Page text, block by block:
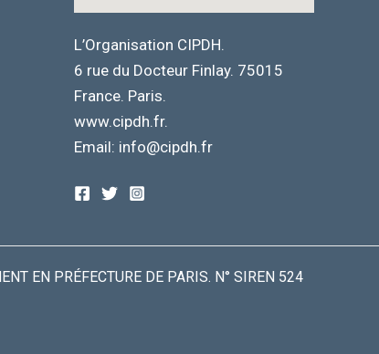
L’Organisation CIPDH.
6 rue du Docteur Finlay. 75015
France. Paris.
www.cipdh.fr.
Email: info@cipdh.fr
EN PRÉFECTURE DE PARIS. N° SIREN 524